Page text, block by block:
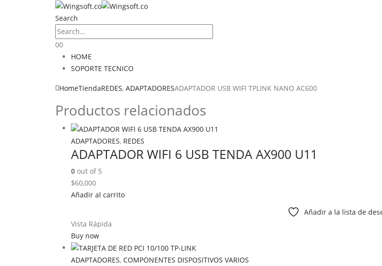
Search
00
HOME
SOPORTE TECNICO
HomeTiendaREDES, ADAPTADORESADAPTADOR USB WIFI TPLINK NANO AC600
Productos relacionados
ADAPTADORES, REDES
ADAPTADOR WIFI 6 USB TENDA AX900 U11
0 out of 5
$60,000
Añadir al carrito
Añadir a la lista de
Vista Rápida
Buy now
ADAPTADORES, COMPONENTES DISPOSITIVOS VARIOS